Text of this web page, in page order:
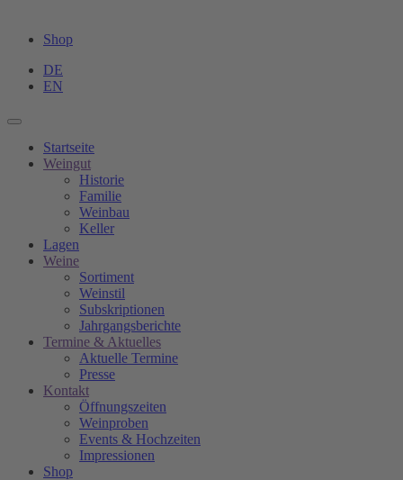
Shop
DE
EN
Startseite
Weingut
Historie
Familie
Weinbau
Keller
Lagen
Weine
Sortiment
Weinstil
Subskriptionen
Jahrgangsberichte
Termine & Aktuelles
Aktuelle Termine
Presse
Kontakt
Öffnungszeiten
Weinproben
Events & Hochzeiten
Impressionen
Shop